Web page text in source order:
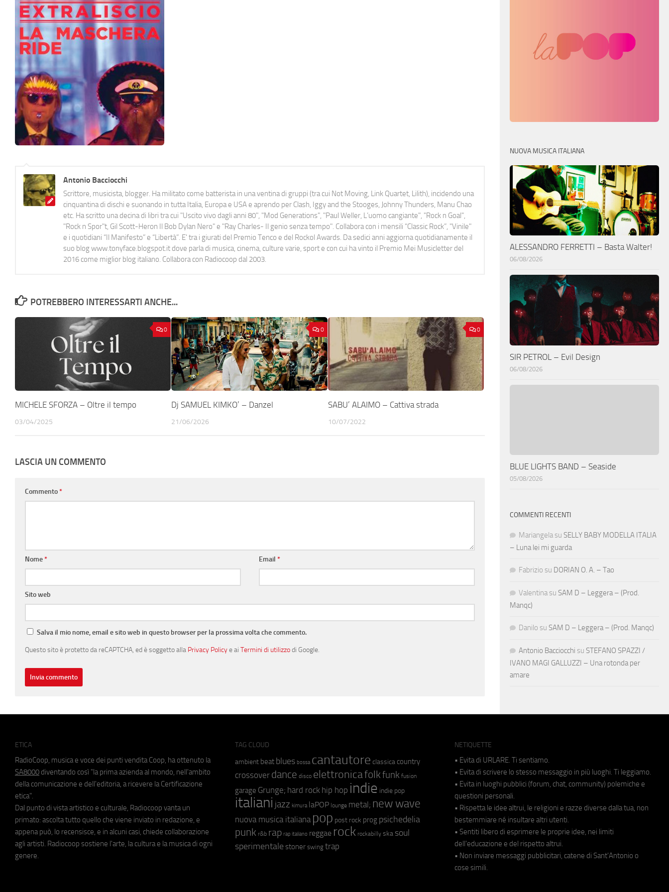
Antonio Bacciocchi
Scrittore, musicista, blogger. Ha militato come batterista in una ventina di gruppi (tra cui Not Moving, Link Quartet, Lilith), incidendo una
cinquantina di dischi e suonando in tutta Italia, Europa e USA e aprendo per Clash, Iggy and the Stooges, Johnny Thunders, Manu Chao
etc. Ha scritto una decina di libri tra cui "Uscito vivo dagli anni 80", "Mod Generations", "Paul Weller, L’uomo cangiante", "Rock n Goal",
"Rock n Spor"t, Gil Scott-Heron Il Bob Dylan Nero" e "Ray Charles- Il genio senza tempo". Collabora con i mensili “Classic Rock”, "Vinile"
e i quotidiani “Il Manifesto” e “Libertà”. E' tra i giurati del Premio Tenco e del Rockol Awards. Da sedici anni aggiorna quotidianamente il
suo blog www.tonyface.blogspot.it dove parla di musica, cinema, culture varie, sport e con cui ha vinto il Premio Mei Musicletter del
2016 come miglior blog italiano. Collabora con Radiocoop dal 2003.
POTREBBERO INTERESSARTI ANCHE...
0
MICHELE SFORZA – Oltre il tempo
03/04/2025
0
Dj SAMUEL KIMKO’ – Danzel
21/06/2026
0
SABU’ ALAIMO – Cattiva strada
10/07/2022
LASCIA UN COMMENTO
Commento*
Nome* Email*
Sito web
Salva il mio nome, email e sito web in questo browser per la prossima volta che commento.
Questo sito è protetto da reCAPTCHA, ed è soggetto alla Privacy Policye ai Termini di utilizzodi Google.
NUOVA MUSICA ITALIANA
ALESSANDRO FERRETTI – Basta Walter!
06/08/2026
SIR PETROL – Evil Design
06/08/2026
BLUE LIGHTS BAND – Seaside
05/08/2026
COMMENTI RECENTI
Mariangela su SELLY BABY MODELLA ITALIA
– Luna lei mi guarda
Fabrizio su DORIAN O. A. – Tao
Valentina su SAM D – Leggera – (Prod.
Manqc)
Danilo su SAM D – Leggera – (Prod. Manqc)
Antonio Bacciocchi su STEFANO SPAZZI /
IVANO MAGI GALLUZZI – Una rotonda per
amare
ETICA
RadioCoop, musica e voce dei punti vendita Coop, ha ottenuto la
SA8000 diventando così "la prima azienda al mondo, nell'ambito
della comunicazione e dell'editoria, a ricevere la Certificazione
etica".
Dal punto di vista artistico e culturale, Radiocoop vanta un
primato: ascolta tutto quello che viene inviato in redazione, e
appena può, lo recensisce, e in alcuni casi, chiede collaborazione
agli artisti. Radiocoop sostiene l'arte, la cultura e la musica di ogni
genere.
TAG CLOUD
ambient beat blues bossa cantautore classica country
crossover dance disco elettronicafolkfunk fusion
garage Grunge; hard rock hip hop indie indie pop
italiani jazz kimura laPOP lounge metal; new wave
nuova musica italiana pop post rock prog psichedelia
punk r&b rap rap italiano reggae rock rockabilly ska soul
sperimentale stoner swing trap
NETIQUETTE
• Evita di URLARE. Ti sentiamo.
• Evita di scrivere lo stesso messaggio in più luoghi. Ti leggiamo.
• Evita in luoghi pubblici (forum, chat, community) polemiche e
questioni personali.
• Rispetta le idee altrui, le religioni e razze diverse dalla tua, non
bestemmiare né insultare altri utenti.
• Sentiti libero di esprimere le proprie idee, nei limiti
dell'educazione e del rispetto altrui.
• Non inviare messaggi pubblicitari, catene di Sant'Antonio o
cose simili.